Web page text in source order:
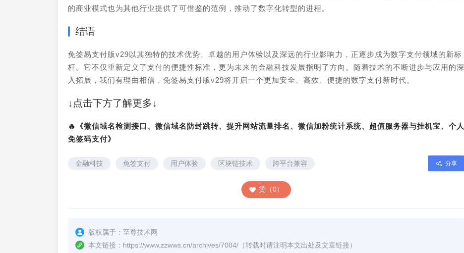
的商业模式也为其他行业提供了可借鉴的范例，推动了数字化转型的进程。
结语
免签易支付版v29以其独特的技术优势、卓越的用户体验以及深远的行业影响力，正逐步成为数字支付领域的新标
杆。它不仅重新定义了支付的便捷性标准，更为未来的金融科技发展指明了方向。随着技术的不断进步与应用的深
入拓展，我们有理由相信，免签易支付版v29将开启一个更加安全、高效、便捷的数字支付新时代。
↓点击下方了解更多↓
🔥《微信域名检测接口、微信域名防封跳转、提升网站流量排名、微信加粉统计系统、超值服务器与挂机宝、个人
免签码支付》
金融科技 免签支付 用户体验 区块链技术 跨平台兼容 分享
赞（0）
版权属于： 至尊技术网
本文链接： https://www.zzwws.cn/archives/7084/ （转载时请注明本文出处及文章链接）